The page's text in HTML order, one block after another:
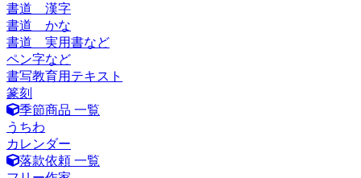
書道 漢字
書道 かな
書道 実用書など
ペン字など
書写教育用テキスト
篆刻
季節商品 一覧
うちわ
カレンダー
落款依頼 一覧